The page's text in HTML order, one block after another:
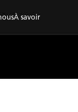
À savoir